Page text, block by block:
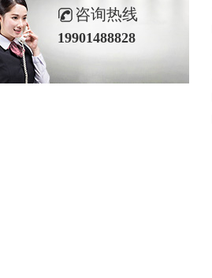
咨询热线
19901488828